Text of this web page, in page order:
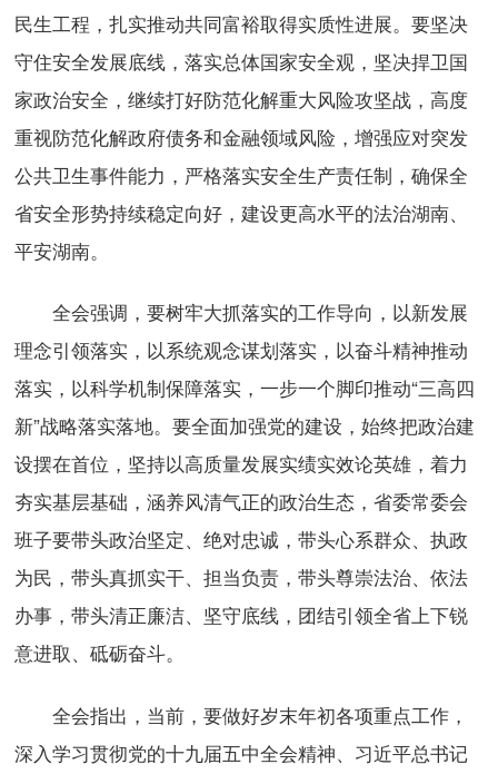
民生工程，扎实推动共同富裕取得实质性进展。要坚决
守住安全发展底线，落实总体国家安全观，坚决捍卫国
家政治安全，继续打好防范化解重大风险攻坚战，高度
重视防范化解政府债务和金融领域风险，增强应对突发
公共卫生事件能力，严格落实安全生产责任制，确保全
省安全形势持续稳定向好，建设更高水平的法治湖南、
平安湖南。
全会强调，要树牢大抓落实的工作导向，以新发展
理念引领落实，以系统观念谋划落实，以奋斗精神推动
落实，以科学机制保障落实，一步一个脚印推动“三高四
新”战略落实落地。要全面加强党的建设，始终把政治建
设摆在首位，坚持以高质量发展实绩实效论英雄，着力
夯实基层基础，涵养风清气正的政治生态，省委常委会
班子要带头政治坚定、绝对忠诚，带头心系群众、执政
为民，带头真抓实干、担当负责，带头尊崇法治、依法
办事，带头清正廉洁、坚守底线，团结引领全省上下锐
意进取、砥砺奋斗。
全会指出，当前，要做好岁末年初各项重点工作，
深入学习贯彻党的十九届五中全会精神、习近平总书记